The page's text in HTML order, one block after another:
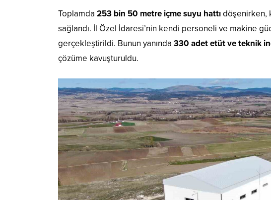
Toplamda 253 bin 50 metre içme suyu hattıdöşenirken,
sağlandı. İl Özel İdaresi’nin kendi personeli ve makine
gerçekleştirildi. Bunun yanında 330 adet etüt ve teknik
çözüme kavuşturuldu.